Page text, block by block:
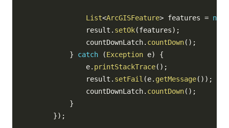
List<ArcGISFeature> features = new
                result
. setOk(features) ;
                countDownLatch
. countDown( ) ;
}
catch (Exception e)
{
                e
. printStackTrace( ) ;
                result
. setFail (e. getMessage( ) ) ;
                countDownLatch
. countDown( ) ;
}
}) ;